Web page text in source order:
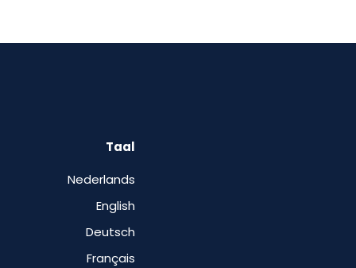
Taal
Nederlands
English
Deutsch
Français